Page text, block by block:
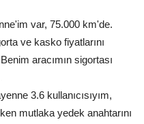
var, 75.000 km'de.
ve kasko fiyatlarını
aracımın sigortası
3.6 kullanıcısıyım,
mutlaka yedek anahtarını